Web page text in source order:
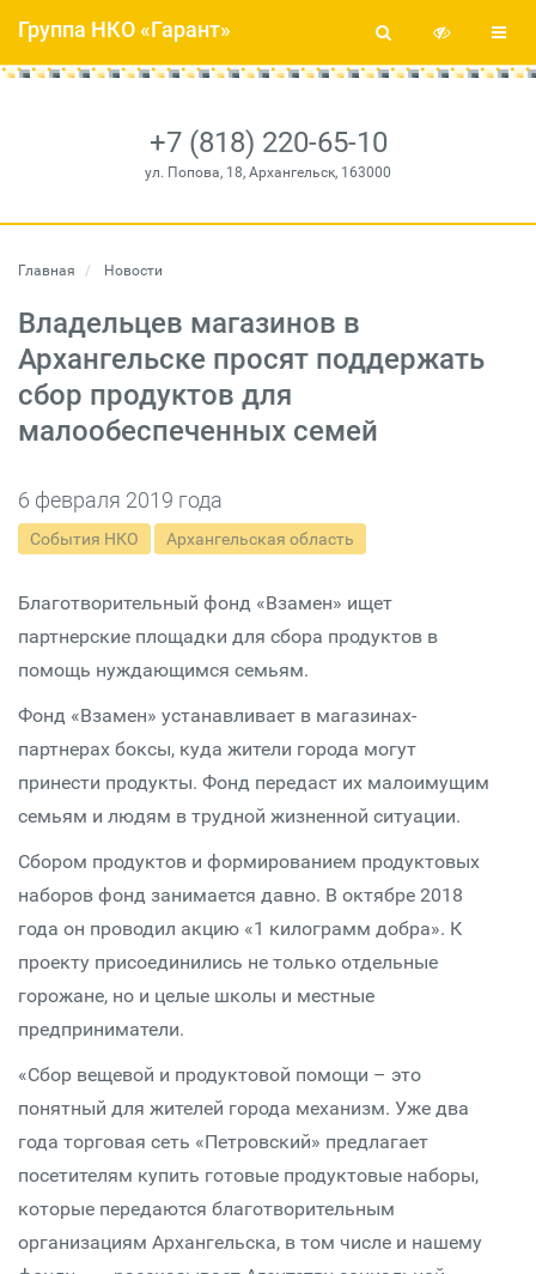
+7 (818) 220-65-10
ул. Попова, 18, Архангельск, 163000
Группа НКО «Гарант»
Главная Новости
Владельцев магазинов в
Архангельске просят поддержать
сбор продуктов для
малообеспеченных семей
6 февраля 2019 года
События НКО Архангельская область
Благотворительный фонд «Взамен» ищет
партнерские площадки для сбора продуктов в
помощь нуждающимся семьям.
Фонд «Взамен» устанавливает в магазинах-
партнерах боксы, куда жители города могут
принести продукты. Фонд передаст их малоимущим
семьям и людям в трудной жизненной ситуации.
Сбором продуктов и формированием продуктовых
наборов фонд занимается давно. В октябре 2018
года он проводил акцию «1 килограмм добра». К
проекту присоединились не только отдельные
горожане, но и целые школы и местные
предприниматели.
«Сбор вещевой и продуктовой помощи – это
понятный для жителей города механизм. Уже два
года торговая сеть «Петровский» предлагает
посетителям купить готовые продуктовые наборы,
которые передаются благотворительным
организациям Архангельска, в том числе и нашему